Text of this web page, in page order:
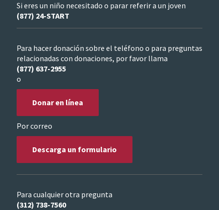
Si eres un niño necesitado o parar referir a un joven
(877) 24-START
Para hacer donación sobre el teléfono o para preguntas
relacionadas con donaciones, por favor llama
(877) 637-2955
o
Donar en línea
Por correo
Descarga un formulario
Para cualquier otra pregunta
(312) 738-7560